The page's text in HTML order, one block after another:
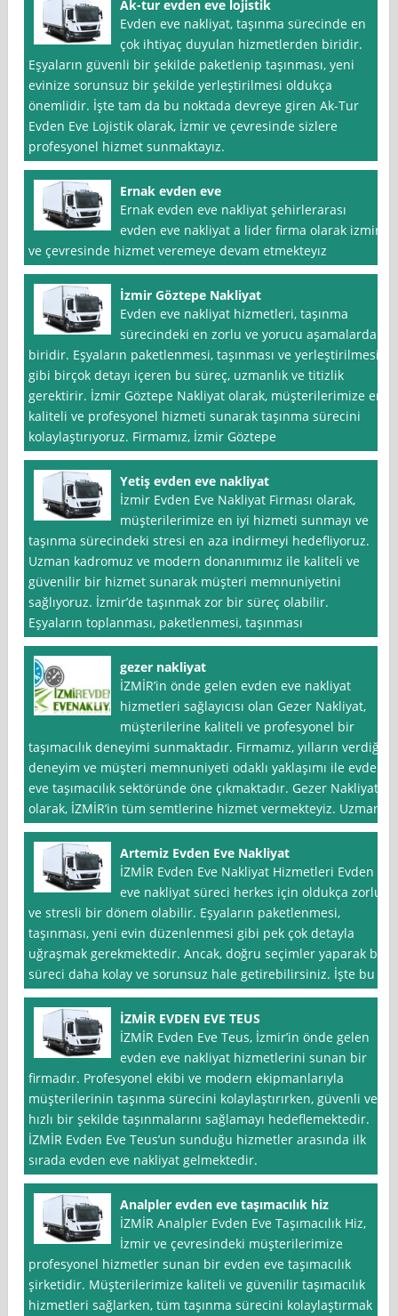
Ak-tur evden eve lojistik
Evden eve nakliyat, taşınma sürecinde en
çok ihtiyaç duyulan hizmetlerden biridir.
Eşyaların güvenli bir şekilde paketlenip taşınması, yeni
evinize sorunsuz bir şekilde yerleştirilmesi oldukça
önemlidir. İşte tam da bu noktada devreye giren Ak-Tur
Evden Eve Lojistik olarak, İzmir ve çevresinde sizlere
profesyonel hizmet sunmaktayız.
Ernak evden eve
Ernak evden eve nakliyat şehirlerarası
evden eve nakliyat a lider firma olarak izmir
ve çevresinde hizmet veremeye devam etmekteyız
İzmir Göztepe Nakliyat
Evden eve nakliyat hizmetleri, taşınma
sürecindeki en zorlu ve yorucu aşamalardan
biridir. Eşyaların paketlenmesi, taşınması ve yerleştirilmesi
gibi birçok detayı içeren bu süreç, uzmanlık ve titizlik
gerektirir. İzmir Göztepe Nakliyat olarak, müşterilerimize en
kaliteli ve profesyonel hizmeti sunarak taşınma sürecini
kolaylaştırıyoruz. Firmamız, İzmir Göztepe
Yetiş evden eve nakliyat
İzmir Evden Eve Nakliyat Firması olarak,
müşterilerimize en iyi hizmeti sunmayı ve
taşınma sürecindeki stresi en aza indirmeyi hedefliyoruz.
Uzman kadromuz ve modern donanımımız ile kaliteli ve
güvenilir bir hizmet sunarak müşteri memnuniyetini
sağlıyoruz. İzmir’de taşınmak zor bir süreç olabilir.
Eşyaların toplanması, paketlenmesi, taşınması
gezer nakliyat
İZMİR’in önde gelen evden eve nakliyat
hizmetleri sağlayıcısı olan Gezer Nakliyat,
müşterilerine kaliteli ve profesyonel bir
taşımacılık deneyimi sunmaktadır. Firmamız, yılların verdiği
deneyim ve müşteri memnuniyeti odaklı yaklaşımı ile evden
eve taşımacılık sektöründe öne çıkmaktadır. Gezer Nakliyat
olarak, İZMİR’in tüm semtlerine hizmet vermekteyiz. Uzman
Artemiz Evden Eve Nakliyat
İZMİR Evden Eve Nakliyat Hizmetleri Evden
eve nakliyat süreci herkes için oldukça zorlu
ve stresli bir dönem olabilir. Eşyaların paketlenmesi,
taşınması, yeni evin düzenlenmesi gibi pek çok detayla
uğraşmak gerekmektedir. Ancak, doğru seçimler yaparak bu
süreci daha kolay ve sorunsuz hale getirebilirsiniz. İşte bu
İZMİR EVDEN EVE TEUS
İZMİR Evden Eve Teus, İzmir’in önde gelen
evden eve nakliyat hizmetlerini sunan bir
firmadır. Profesyonel ekibi ve modern ekipmanlarıyla
müşterilerinin taşınma sürecini kolaylaştırırken, güvenli ve
hızlı bir şekilde taşınmalarını sağlamayı hedeflemektedir.
İZMİR Evden Eve Teus’un sunduğu hizmetler arasında ilk
sırada evden eve nakliyat gelmektedir.
Analpler evden eve taşımacılık hiz
İZMİR Analpler Evden Eve Taşımacılık Hiz,
İzmir ve çevresindeki müşterilerimize
profesyonel hizmetler sunan bir evden eve taşımacılık
şirketidir. Müşterilerimize kaliteli ve güvenilir taşımacılık
hizmetleri sağlarken, tüm taşınma sürecini kolaylaştırmak